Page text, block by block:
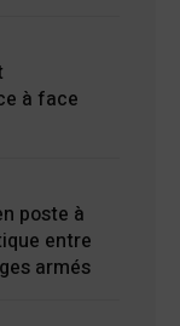
à face
poste à
entre
armés